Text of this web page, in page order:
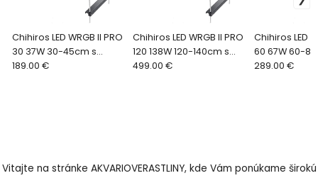
Chihiros LED WRGB II PRO
30 37W 30-45cm s
kontrolérom
189.00 €
Chihiros LED WRGB II PRO
120 138W 120-140cm s
kontrolérom
499.00 €
Chihiros LED
60 67W 60-
kontrolérom
289.00 €
Vitajte na stránke AKVARIOVERASTLINY, kde Vám ponúkame širokú